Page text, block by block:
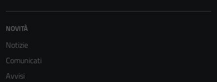
NOVITÀ
Notizie
Comunicati
Avvisi